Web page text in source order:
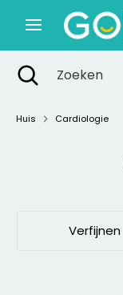
naar
ZoekenZoeken
ZoekenZoeken
Zoekopdracht
sluiten
Huis Cardiologie
Verfijnen